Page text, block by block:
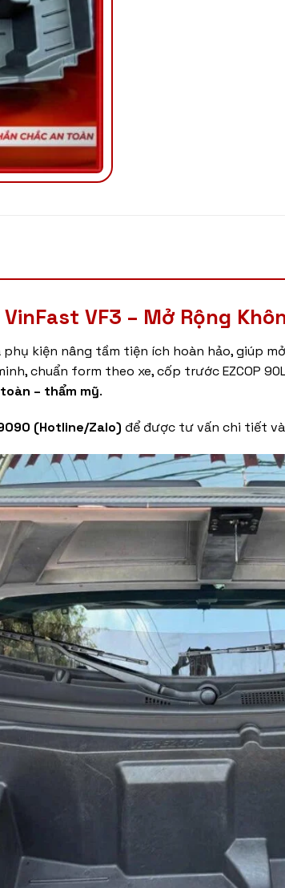
VinFast VF3 – Mở Rộng
phụ kiện nâng tầm tiện ích hoàn hảo, giúp
chuẩn form theo xe, cốp trước EZCOP
– thẩm mỹ.
9090 (Hotline/Zalo) để được tư vấn chi tiết